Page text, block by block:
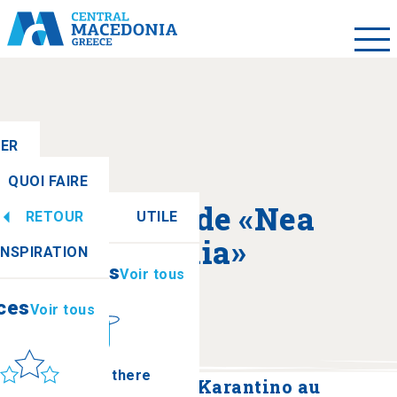
QUOI FAIRE
RETOUR UTILE
Voir tous
How to get there
Voir tous
A propos de «Nea
Paralia»
Monument à Socrate Karantino au